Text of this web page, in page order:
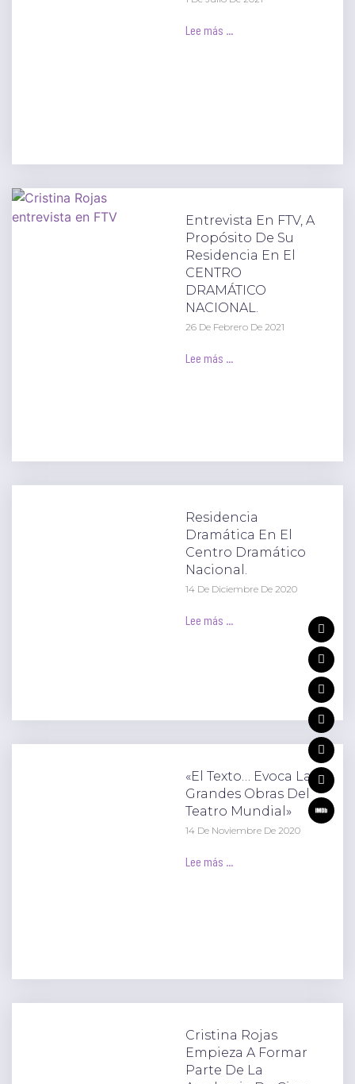
Lee más ...
Entrevista En FTV, A
Propósito De Su
Residencia En El
CENTRO
DRAMÁTICO
NACIONAL.
26 De Febrero De 2021
Lee más ...
Residencia
Dramática En El
Centro Dramático
Nacional.
14 De Diciembre De 2020
Lee más ...
«El Texto… Evoca Las
Grandes Obras Del
Teatro Mundial»
14 De Noviembre De 2020
Lee más ...
Cristina Rojas
Empieza A Formar
Parte De La